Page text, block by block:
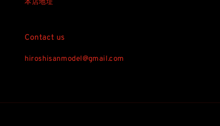
本店地址
Contact us
hiroshisanmodel@gmail.com